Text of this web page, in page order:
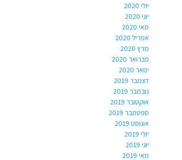
יולי 2020
יוני 2020
מאי 2020
אפריל 2020
מרץ 2020
פברואר 2020
ינואר 2020
דצמבר 2019
נובמבר 2019
אוקטובר 2019
ספטמבר 2019
אוגוסט 2019
יולי 2019
יוני 2019
מאי 2019